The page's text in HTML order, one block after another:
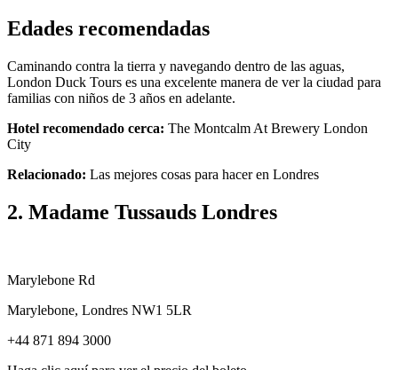
Edades recomendadas
Caminando contra la tierra y navegando dentro de las aguas,
London Duck Tours es una excelente manera de ver la ciudad para
familias con niños de 3 años en adelante.
Hotel recomendado cerca: The Montcalm At Brewery London
City
Relacionado: Las mejores cosas para hacer en Londres
2. Madame Tussauds Londres
Marylebone Rd
Marylebone, Londres NW1 5LR
+44 871 894 3000